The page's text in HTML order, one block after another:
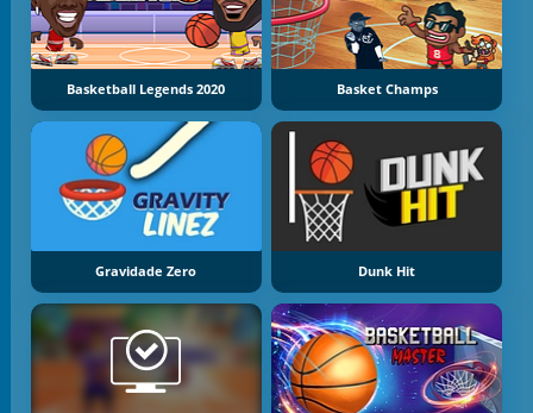
Basketball Legends 2020 Basket Champs
Gravidade Zero Dunk Hit